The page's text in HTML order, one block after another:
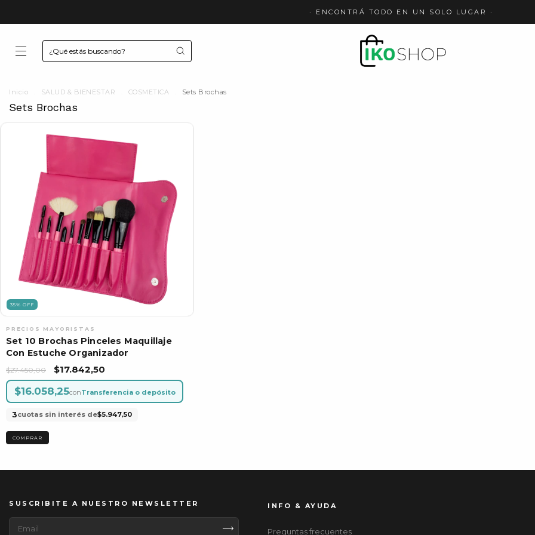
· ENCONTRÁ TODO EN UN SOLO LUGAR ·
Inicio SALUD & BIENESTAR COSMETICA Sets Brochas
Sets Brochas
35% OFF
Set 10 Brochas Pinceles Maquillaje
Con Estuche Organizador
$27.450,00 $17.842,50
$16.058,25conTransferencia o depósito
3cuotas sin interés de$5.947,50
SUSCRIBITE A NUESTRO NEWSLETTER INFO & AYUDA
Preguntas frecuentes